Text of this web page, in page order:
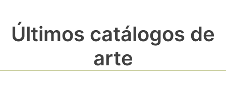
Últimos catálogos de
arte